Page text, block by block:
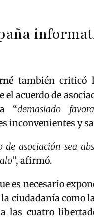
también criticó
el acuerdo de
“demasiado
inconvenientes y
de asociación sea
”, afirmó.
es necesario
ciudadanía como
las cuatro